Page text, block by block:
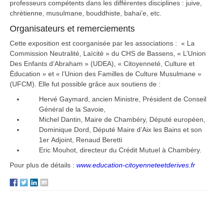
professeurs compétents dans les différentes disciplines : juive,
chrétienne, musulmane, bouddhiste, bahai’e, etc.
Organisateurs et remerciements
Cette exposition est coorganisée par les associations : « La
Commission Neutralité, Laïcité » du CHS de Bassens, « L’Union
Des Enfants d’Abraham » (UDEA), « Citoyenneté, Culture et
Éducation » et « l’Union des Familles de Culture Musulmane »
(UFCM). Elle fut possible grâce aux soutiens de :
Hervé Gaymard, ancien Ministre, Président de Conseil
Général de la Savoie,
Michel Dantin, Maire de Chambéry, Député européen,
Dominique Dord, Député Maire d’Aix les Bains et son
1er Adjoint, Renaud Beretti
Eric Mouhot, directeur du Crédit Mutuel à Chambéry.
Pour plus de détails : www.education-citoyenneteetderives.fr